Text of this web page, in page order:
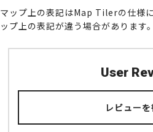
マップ上の表記はMap Tilerの仕様
ップ上の表記が違う場合があります。
User
レビューを